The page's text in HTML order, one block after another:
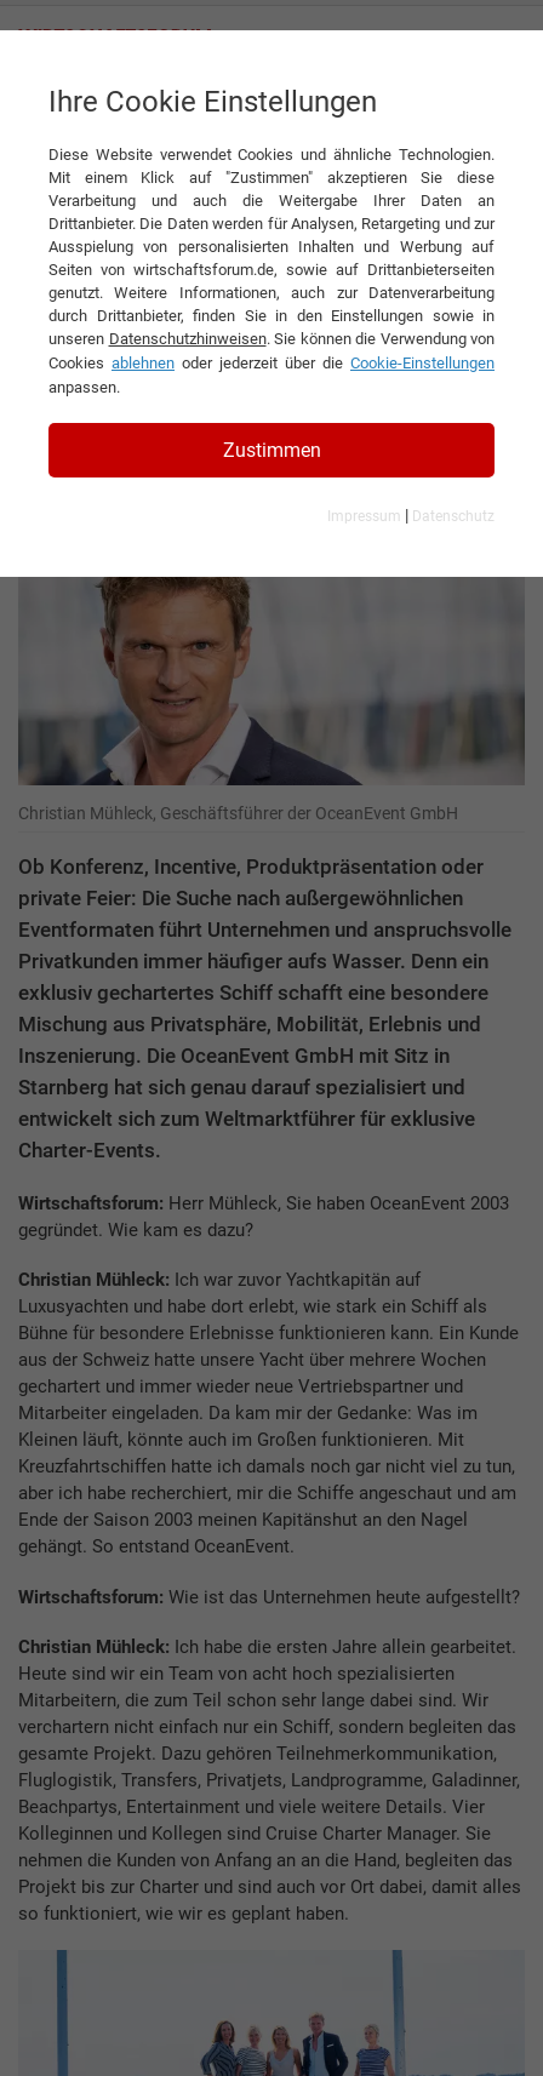
OceanEvent GmbH Einzigartige Erlebnisse auf hoher See
Interview OceanEvent GmbH
▶ 0:00 5:43
DIESEN ARTIKEL EMPFEHLEN
Einzigartige Erlebnisse auf hoher
See
Interview mit Christian Mühleck,
Geschäftsführer der OceanEvent GmbH
Christian Mühleck, Geschäftsführer der OceanEvent GmbH
Ob Konferenz, Incentive, Produktpräsentation oder
private Feier: Die Suche nach außergewöhnlichen
Eventformaten führt Unternehmen und anspruchsvolle
Privatkunden immer häufiger aufs Wasser. Denn ein
exklusiv gechartertes Schiff schafft eine besondere
Mischung aus Privatsphäre, Mobilität, Erlebnis und
Inszenierung. Die OceanEvent GmbH mit Sitz in
Starnberg hat sich genau darauf spezialisiert und
entwickelt sich zum Weltmarktführer für exklusive
Charter-Events.
Wirtschaftsforum: Herr Mühleck, Sie haben OceanEvent 2003
gegründet. Wie kam es dazu?
Christian Mühleck: Ich war zuvor Yachtkapitän auf
Luxusyachten und habe dort erlebt, wie stark ein Schiff als
Bühne für besondere Erlebnisse funktionieren kann. Ein Kunde
aus der Schweiz hatte unsere Yacht über mehrere Wochen
gechartert und immer wieder neue Vertriebspartner und
Mitarbeiter eingeladen. Da kam mir der Gedanke: Was im
Kleinen läuft, könnte auch im Großen funktionieren. Mit
Kreuzfahrtschiffen hatte ich damals noch gar nicht viel zu tun,
aber ich habe recherchiert, mir die Schiffe angeschaut und am
Ende der Saison 2003 meinen Kapitänshut an den Nagel
gehängt. So entstand OceanEvent.
Wirtschaftsforum: Wie ist das Unternehmen heute aufgestellt?
Christian Mühleck: Ich habe die ersten Jahre allein gearbeitet.
Heute sind wir ein Team von acht hoch spezialisierten
Mitarbeitern, die zum Teil schon sehr lange dabei sind. Wir
verchartern nicht einfach nur ein Schiff, sondern begleiten das
gesamte Projekt. Dazu gehören Teilnehmerkommunikation,
Fluglogistik, Transfers, Privatjets, Landprogramme, Galadinner,
Beachpartys, Entertainment und viele weitere Details. Vier
Kolleginnen und Kollegen sind Cruise Charter Manager. Sie
nehmen die Kunden von Anfang an an die Hand, begleiten das
Projekt bis zur Charter und sind auch vor Ort dabei, damit alles
so funktioniert, wie wir es geplant haben.
Ihre Cookie Einstellungen
Diese Website verwendet Cookies und ähnliche Technologien.
Mit einem Klick auf "Zustimmen" akzeptieren Sie diese
Verarbeitung und auch die Weitergabe Ihrer Daten an
Drittanbieter. Die Daten werden für Analysen, Retargeting und zur
Ausspielung von personalisierten Inhalten und Werbung auf
Seiten von wirtschaftsforum.de, sowie auf Drittanbieterseiten
genutzt. Weitere Informationen, auch zur Datenverarbeitung
durch Drittanbieter, finden Sie in den Einstellungen sowie in
unseren Datenschutzhinweisen. Sie können die Verwendung von
Cookies ablehnen oder jederzeit über die Cookie-Einstellungen
anpassen.
Zustimmen
Impressum | Datenschutz